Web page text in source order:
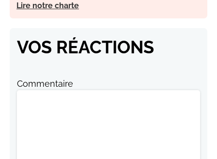
Lire notre charte
VOS RÉACTIONS
Commentaire